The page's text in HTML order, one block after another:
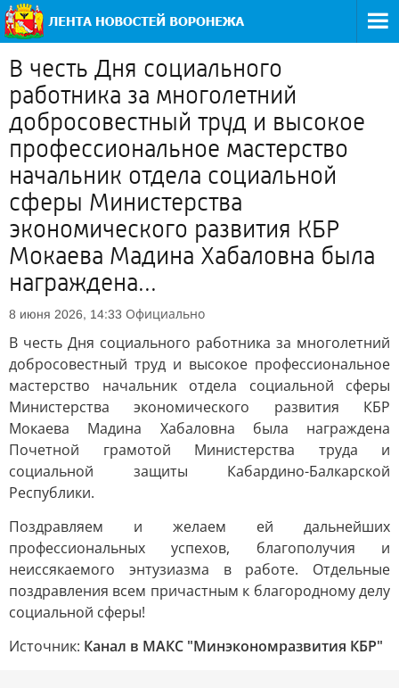
В честь Дня социального
работника за многолетний
добросовестный труд и высокое
профессиональное мастерство
начальник отдела социальной
сферы Министерства
экономического развития КБР
Мокаева Мадина Хабаловна была
награждена...
8 июня 2026, 14:33 Официально
В честь Дня социального работника за многолетний
добросовестный труд и высокое профессиональное
мастерство начальник отдела социальной сферы
Министерства экономического развития КБР
Мокаева Мадина Хабаловна была награждена
Почетной грамотой Министерства труда и
социальной защиты Кабардино-Балкарской
Республики.
Поздравляем и желаем ей дальнейших
профессиональных успехов, благополучия и
неиссякаемого энтузиазма в работе. Отдельные
поздравления всем причастным к благородному делу
социальной сферы!
Источник: Канал в МАКС "Минэкономразвития КБР"